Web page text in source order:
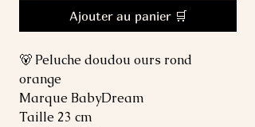
Ajouter au panier 🛒
🐻 Peluche doudou ours rond
orange
Marque BabyDream
Taille 23 cm